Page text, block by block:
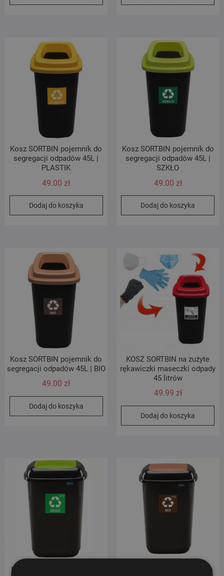
Kosz SORTBIN pojemnik do
segregacji odpadów 45L |
PLASTIK
49.00 zł
Dodaj do koszyka
Kosz SORTBIN pojemnik do
segregacji odpadów 45L |
SZKŁO
49.00 zł
Dodaj do koszyka
Kosz SORTBIN pojemnik do
segregacji odpadów 45L | BIO
49.00zł
Dodaj do koszyka
KOSZ SORTBIN na zużyte
rękawiczki maseczki odpady
45 litrów
49.99 zł
Dodaj do koszyka
Kosz QUATRO pojemnik do
Kosz QUATRO pojemnik do